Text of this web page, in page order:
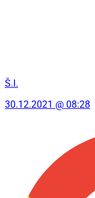
Š.I.
30.12.2021 @ 08:28